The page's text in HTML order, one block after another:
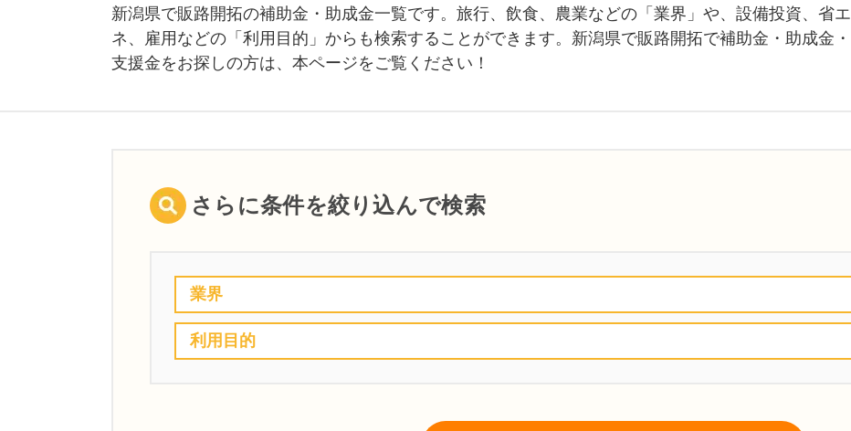
新潟県で販路開拓の補助金・助成金一覧です。旅行、飲食、農業などの「業界」や、設備投資、省エ
ネ、雇用などの「利用目的」からも検索することができます。新潟県で販路開拓で補助金・助成金・
支援金をお探しの方は、本ページをご覧ください！
さらに条件を絞り込んで検索
業界
利用目的